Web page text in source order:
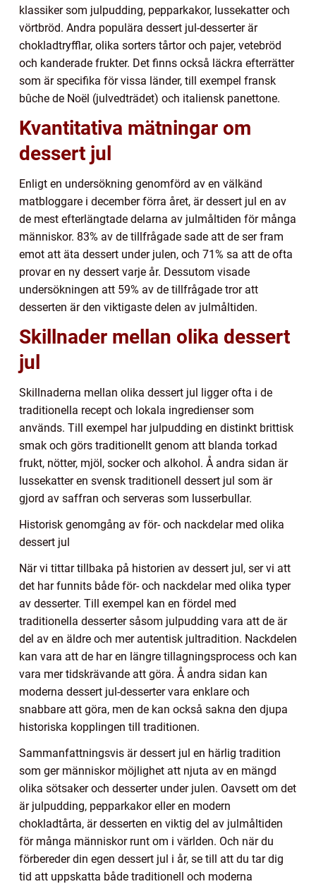
klassiker som julpudding, pepparkakor, lussekatter och
vörtbröd. Andra populära dessert jul-desserter är
chokladtryfflar, olika sorters tårtor och pajer, vetebröd
och kanderade frukter. Det finns också läckra efterrätter
som är specifika för vissa länder, till exempel fransk
bûche de Noël (julvedträdet) och italiensk panettone.
Kvantitativa mätningar om
dessert jul
Enligt en undersökning genomförd av en välkänd
matbloggare i december förra året, är dessert jul en av
de mest efterlängtade delarna av julmåltiden för många
människor. 83% av de tillfrågade sade att de ser fram
emot att äta dessert under julen, och 71% sa att de ofta
provar en ny dessert varje år. Dessutom visade
undersökningen att 59% av de tillfrågade tror att
desserten är den viktigaste delen av julmåltiden.
Skillnader mellan olika dessert
jul
Skillnaderna mellan olika dessert jul ligger ofta i de
traditionella recept och lokala ingredienser som
används. Till exempel har julpudding en distinkt brittisk
smak och görs traditionellt genom att blanda torkad
frukt, nötter, mjöl, socker och alkohol. Å andra sidan är
lussekatter en svensk traditionell dessert jul som är
gjord av saffran och serveras som lusserbullar.
Historisk genomgång av för- och nackdelar med olika
dessert jul
När vi tittar tillbaka på historien av dessert jul, ser vi att
det har funnits både för- och nackdelar med olika typer
av desserter. Till exempel kan en fördel med
traditionella desserter såsom julpudding vara att de är
del av en äldre och mer autentisk jultradition. Nackdelen
kan vara att de har en längre tillagningsprocess och kan
vara mer tidskrävande att göra. Å andra sidan kan
moderna dessert jul-desserter vara enklare och
snabbare att göra, men de kan också sakna den djupa
historiska kopplingen till traditionen.
Sammanfattningsvis är dessert jul en härlig tradition
som ger människor möjlighet att njuta av en mängd
olika sötsaker och desserter under julen. Oavsett om det
är julpudding, pepparkakor eller en modern
chokladtårta, är desserten en viktig del av julmåltiden
för många människor runt om i världen. Och när du
förbereder din egen dessert jul i år, se till att du tar dig
tid att uppskatta både traditionell och moderna